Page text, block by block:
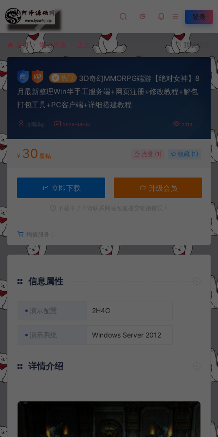
登录
首页 端游资源 正文 我要投稿
# 热门
3D奇幻MMORPG端游【绝对女神】8
月最新整理Win半手工服务端+网页注册+修改教程+解包
打包工具+PC客户端+详细搭建教程
冷雨泽ღ 2025-08-05 2,113
¥ 30 星钻 点赞 (1 ) 收藏 (1)
立即下载 升级会员
增值服务：
信息属性
演示配置 2H4G
演示系统 Windows Server 2012
详情介绍